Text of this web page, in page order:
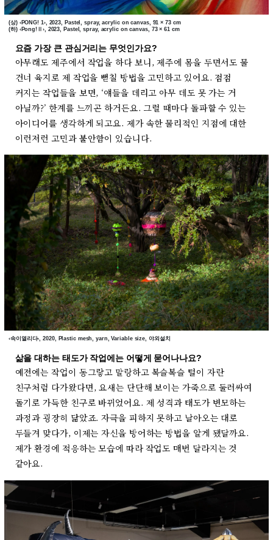
(상) ‹PONG! 1›, 2023, Pastel, spray, acrylic on canvas, 91 × 73 cm
(하) ‹Pong!Ⅱ›, 2023, Pastel, spray, acrylic on canvas, 73 × 61 cm
요즘 가장 큰 관심거리는 무엇인가요?
아무래도 제주에서 작업을 하다 보니, 제주에 몸을 두면서도 물
건너 육지로 제 작업을 뻗칠 방법을 고민하고 있어요. 점점
커지는 작업들을 보면, ‘얘들을 데리고 아무 데도 못 가는 거
아닐까?’ 한계를 느끼곤 하거든요. 그럴 때마다 돌파할 수 있는
아이디어를 생각하게 되고요. 제가 속한 물리적인 지점에 대한
이런저런 고민과 불안함이 있습니다.
‹속이열리다›, 2020, Plastic mesh, yarn, Variable size, 야외설치
삶을 대하는 태도가 작업에는 어떻게 묻어나나요?
예전에는 작업이 동그랗고 말랑하고 복슬복슬 털이 자란
친구처럼 다가왔다면, 요새는 단단해 보이는 가죽으로 둘러싸여
돌기로 가득한 친구로 바뀌었어요. 제 성격과 태도가 변모하는
과정과 굉장히 닮았죠. 자극을 피하지 못하고 날아오는 대로
두들겨 맞다가, 이제는 자신을 방어하는 방법을 알게 됐달까요.
제가 환경에 적응하는 모습에 따라 작업도 매번 달라지는 것
같아요.